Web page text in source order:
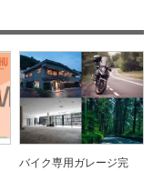
バイク専用ガレージ完